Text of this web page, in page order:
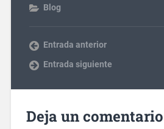
Blog
Entrada anterior
Entrada siguiente
Deja un comentario